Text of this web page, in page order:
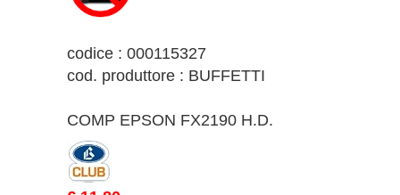
codice : 000115327
cod. produttore : BUFFETTI
COMP EPSON FX2190 H.D.